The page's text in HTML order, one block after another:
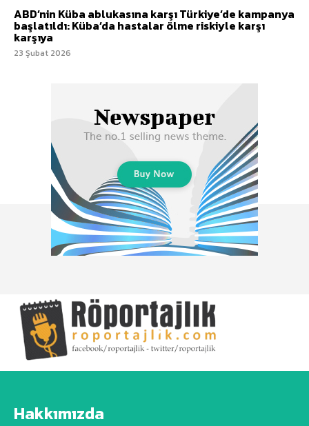
ABD’nin Küba ablukasına karşı Türkiye’de kampanya
başlatıldı: Küba’da hastalar ölme riskiyle karşı
karşıya
23 Şubat 2026
Hakkımızda